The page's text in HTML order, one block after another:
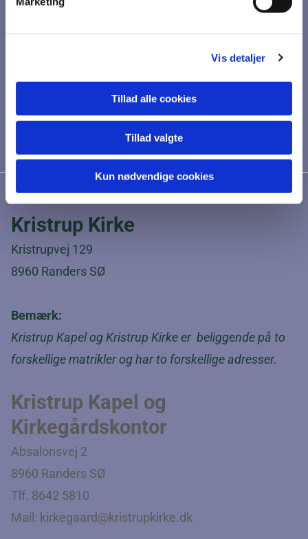
Vis detaljer
Tillad alle cookies
Tillad valgte
Kun nødvendige cookies
Kristrup Kirke
Kristrupvej 129
8960 Randers SØ
Bemærk:
Kristrup Kapel og Kristrup Kirke er beliggende på to
forskellige matrikler og har to forskellige adresser.
Kristrup Kapel og
Kirkegårdskontor
Absalonsvej 2
8960 Randers SØ
Tlf. 8642 5810
Mail: kirkegaard@kristrupkirke.dk